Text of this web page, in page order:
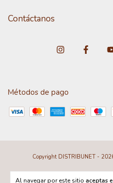
Al navegar por este sitio aceptas
Contáctanos
Métodos de pago
Copyright DISTRIBUNET -